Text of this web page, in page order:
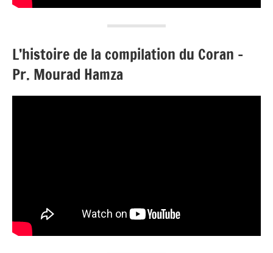
L’histoire de la compilation du Coran –
Pr. Mourad Hamza